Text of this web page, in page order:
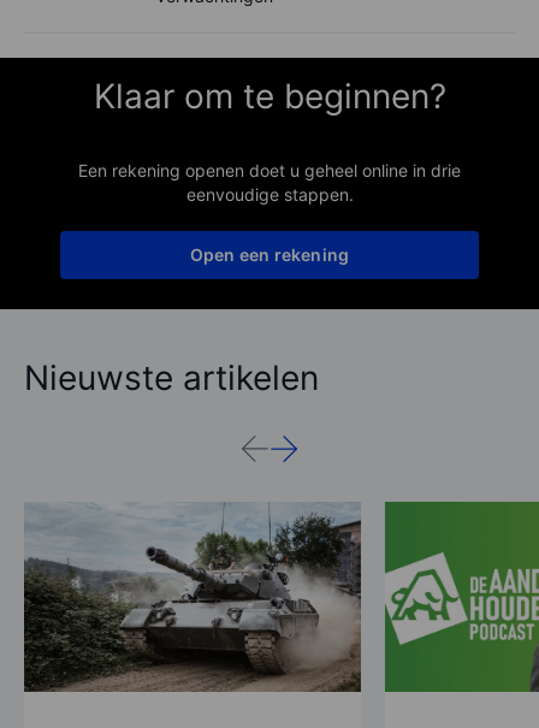
Klaar om te beginnen?
Een rekening openen doet u geheel online in drie
eenvoudige stappen.
Open een rekening
Nieuwste artikelen